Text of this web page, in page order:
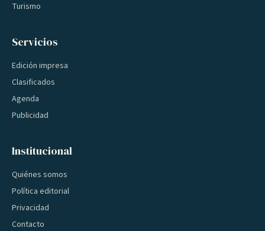
Turismo
Servicios
Edición impresa
Clasificados
Agenda
Publicidad
Institucional
Quiénes somos
Política editorial
Privacidad
Contacto